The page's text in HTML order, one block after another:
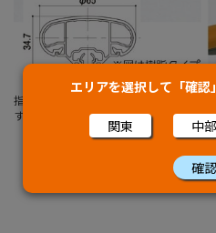
指も掛けやすく、手のひらや肘で体重を
す。
エリアを選択して「確認
関東 中部
確認